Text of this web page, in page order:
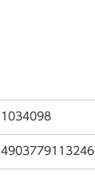
1034098
4903779113246